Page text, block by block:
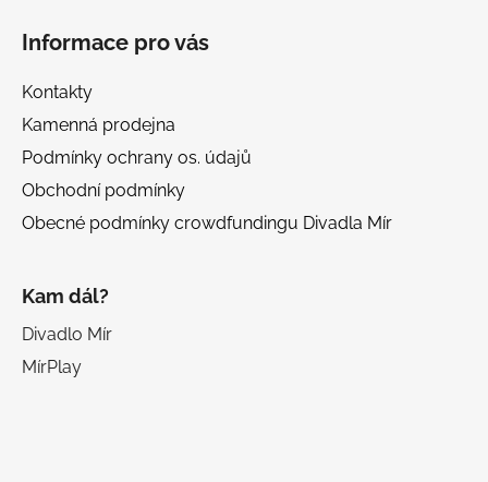
Informace pro vás
Kontakty
Kamenná prodejna
Podmínky ochrany os. údajů
Obchodní podmínky
Obecné podmínky crowdfundingu Divadla Mír
Kam dál?
Divadlo Mír
MírPlay